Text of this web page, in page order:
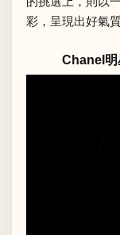
彩，呈現出好氣質
Chanel明